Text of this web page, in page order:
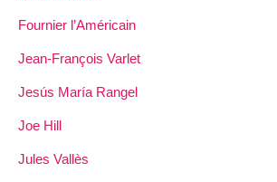
Fournier l’Américain
Jean-François Varlet
Jesús María Rangel
Joe Hill
Jules Vallès